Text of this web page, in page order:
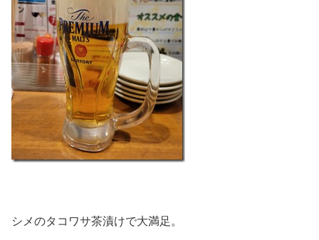
シメのタコワサ茶漬けで大満足。